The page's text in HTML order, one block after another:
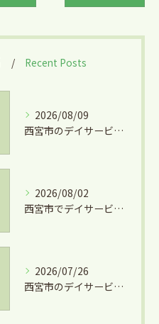
Recent Posts
2026/08/09
西宮市のデイサービスで広がる美術活動の魅力とその効果を徹底解説
2026/08/02
西宮市でデイサービスとグルメを両立できる兵庫県西宮市学文殿町の魅力
2026/07/26
西宮市のデイサービスを気軽に利用するための短時間利用や費用徹底ガイド